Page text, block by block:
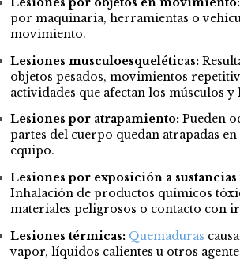
por maquinaria, herramientas o
movimiento.
Lesiones musculoesqueléticas:
objetos pesados, movimientos
actividades que afectan los músculos y
Lesiones por atrapamiento: Pueden
partes del cuerpo quedan atrapadas
equipo.
Lesiones por exposición a sustancias
Inhalación de productos químicos
materiales peligrosos o contacto con
Lesiones térmicas: Quemaduras
vapor, líquidos calientes u otros